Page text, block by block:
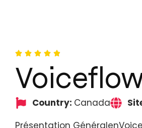
Country: Canada
Présentation